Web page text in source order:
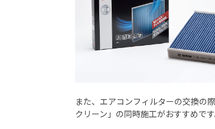
また、エアコンフィルターの交換の
クリーン」の同時施工がおすすめで